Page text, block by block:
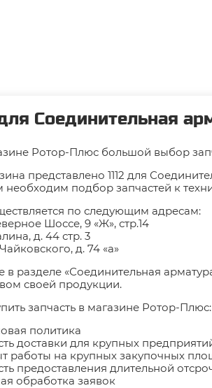
Соединительная
Ротор-Плюс большой выбор
представлено 1112 для
необходим подбор запчастей к
по следующим адресам:
Шоссе, 9 «Ж», стр.14
д. 44 стр. 3
д. 74 «а»
в разделе «Соединительная
своей продукции.
запчасть в магазине Ротор-Плюс:
политика
доставки для крупных
работы на крупных закупочных
предоставления длительной
обработка заявок